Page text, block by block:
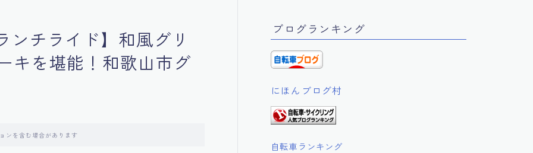
ンチライド】和風グリ
キを堪能！和歌山市グ
ンを含む場合があります
ブログランキング
にほんブログ村
自転車ランキング